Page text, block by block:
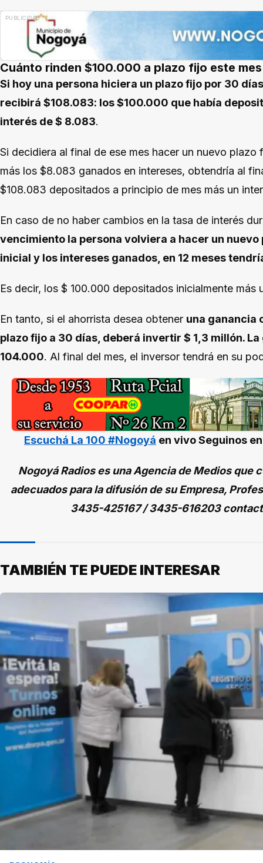
Cuánto rinden $100.000 a plazo fijo este mes
Si hoy una persona hiciera un plazo fijo por 30
recibirá $108.083: los $100.000 que había
interés de $ 8.083.
Si decidiera al final de ese mes hacer un nuevo
más los $8.083 ganados en intereses, obtendría al
$108.083 depositados a principio de mes más un
En caso de no haber cambios en la tasa de interés
vencimiento la persona volviera a hacer un
inicial y los intereses ganados, en 12 meses
Es decir, los $ 100.000 depositados inicialmente más
En tanto, si el ahorrista desea obtener una ganancia
plazo fijo a 30 días, deberá invertir $ 1,3 millón.
104.000. Al final del mes, el inversor tendrá en su
Escuchá La 100 #Nogoyá en vivoSeguinos
Nogoyá Radios es una Agencia de Medios
adecuados para la difusión de su Empresa,
3435-425167 / 3435-616203
TAMBIÉN TE PUEDE INTERESAR